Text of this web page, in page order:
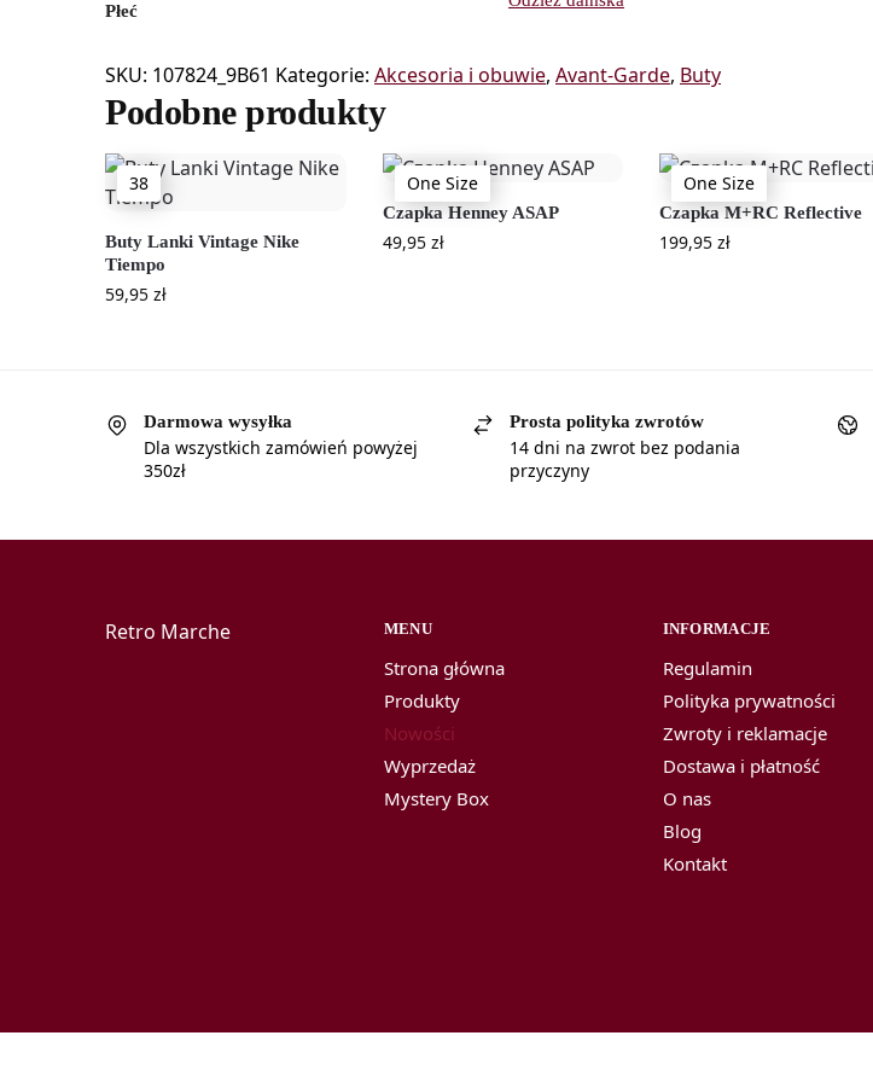
Płeć
SKU: 107824_9B61 Kategorie: Akcesoria i obuwie, Avant-Garde, Buty
Podobne produkty
38
Buty Lanki Vintage Nike
Tiempo
59,95 zł
One Size
Czapka Henney ASAP
49,95 zł
One Size
Czapka M+RC Reflective
199,95zł
Darmowa wysyłka
Dla wszystkich zamówień powyżej
350zł
Prosta polityka zwrotów
14 dni na zwrot bez podania
przyczyny
Retro Marche MENU
Strona główna
Produkty
Nowości
Wyprzedaż
Mystery Box
INFORMACJE
Regulamin
Polityka prywatności
Zwroty i reklamacje
Dostawa i płatność
O nas
Blog
Kontakt